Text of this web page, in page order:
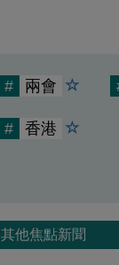
# 兩會
# 香港
其他焦點新聞